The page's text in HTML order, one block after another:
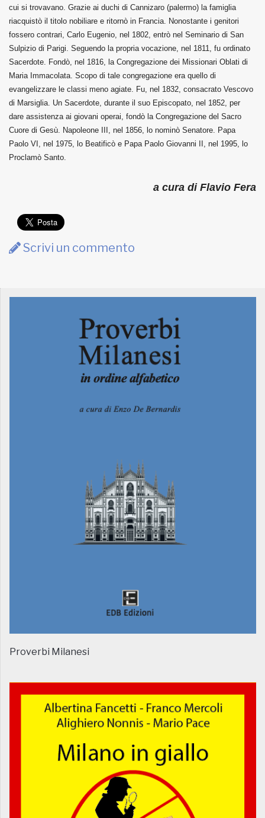
cui si trovavano. Grazie ai duchi di Cannizaro (palermo) la famiglia
riacquistò il titolo nobiliare e ritornò in Francia. Nonostante i genitori
fossero contrari, Carlo Eugenio, nel 1802, entrò nel Seminario di San
Sulpizio di Parigi. Seguendo la propria vocazione, nel 1811, fu ordinato
Sacerdote. Fondò, nel 1816, la Congregazione dei Missionari Oblati di
Maria Immacolata. Scopo di tale congregazione era quello di
evangelizzare le classi meno agiate. Fu, nel 1832, consacrato Vescovo
di Marsiglia. Un Sacerdote, durante il suo Episcopato, nel 1852, per
dare assistenza ai giovani operai, fondò la Congregazione del Sacro
Cuore di Gesù. Napoleone III, nel 1856, lo nominò Senatore. Papa
Paolo VI, nel 1975, lo Beatificò e Papa Paolo Giovanni II, nel 1995, lo
Proclamò Santo.
a cura di Flavio Fera
Scrivi un commento
Proverbi Milanesi